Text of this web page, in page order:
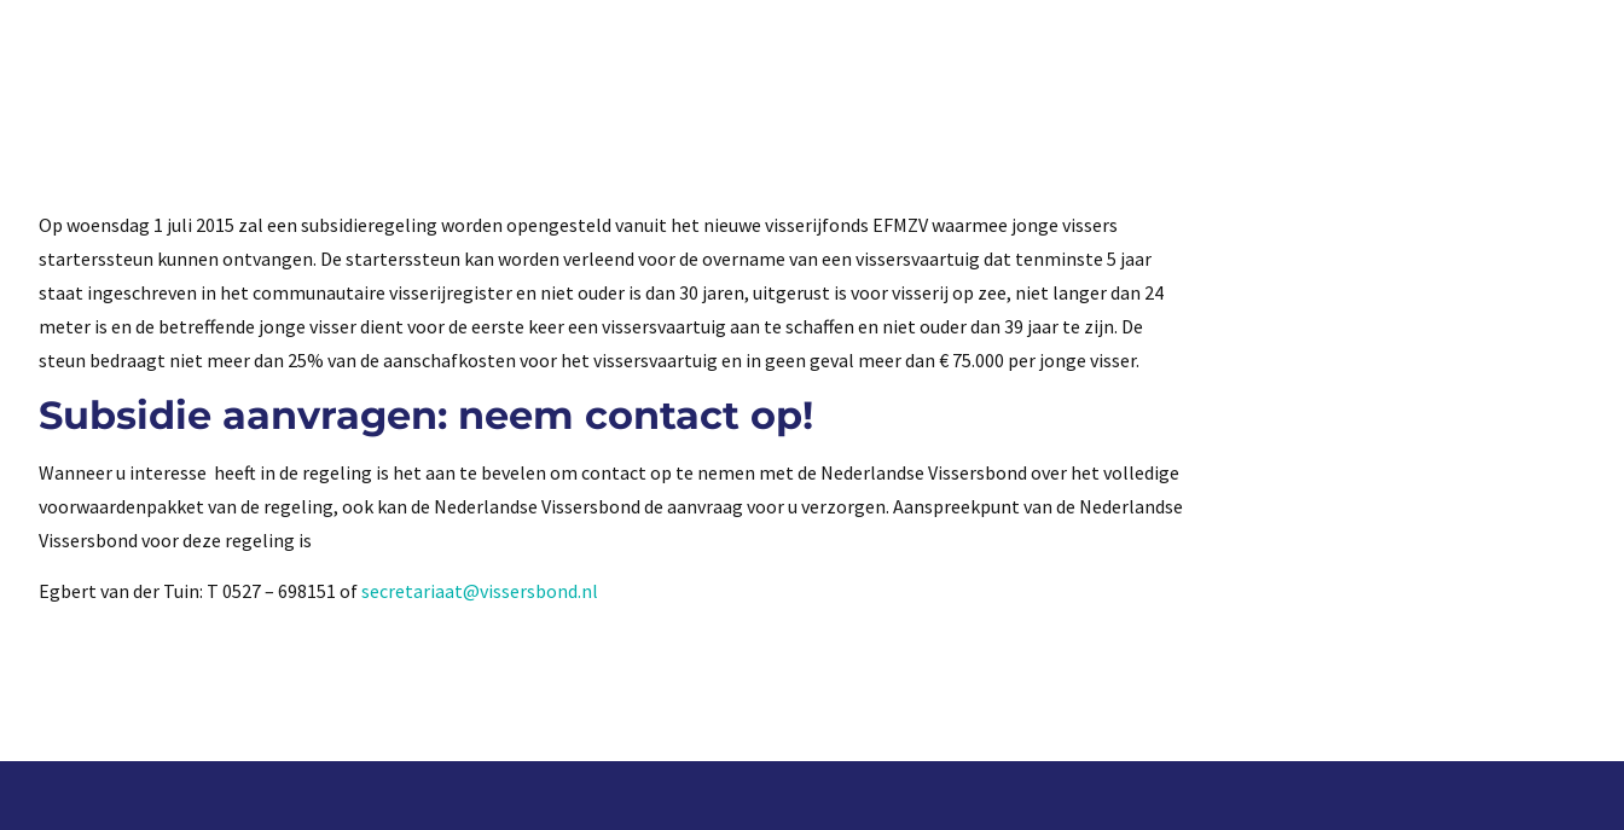
Op woensdag 1 juli 2015 zal een subsidieregeling worden opengesteld vanuit het nieuwe visserijfonds EFMZV waarmee jonge vissers
starterssteun kunnen ontvangen. De starterssteun kan worden verleend voor de overname van een vissersvaartuig dat tenminste 5 jaar
staat ingeschreven in het communautaire visserijregister en niet ouder is dan 30 jaren, uitgerust is voor visserij op zee, niet langer dan 24
meter is en de betreffende jonge visser dient voor de eerste keer een vissersvaartuig aan te schaffen en niet ouder dan 39 jaar te zijn. De
steun bedraagt niet meer dan 25% van de aanschafkosten voor het vissersvaartuig en in geen geval meer dan € 75.000 per jonge visser.
Subsidie aanvragen: neem contact op!
Wanneer u interesse heeft in de regeling is het aan te bevelen om contact op te nemen met de Nederlandse Vissersbond over het volledige
voorwaardenpakket van de regeling, ook kan de Nederlandse Vissersbond de aanvraag voor u verzorgen. Aanspreekpunt van de Nederlandse
Vissersbond voor deze regeling is
Egbert van der Tuin: T 0527 – 698151 ofsecretariaat@vissersbond.nl